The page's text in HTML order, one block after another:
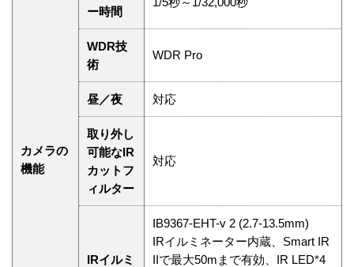
カメラの
機能
ー時間
WDR技
術
WDR Pro
昼／夜 対応
取り外し
可能なIR
カットフ
ィルター
対応
IRイルミ
IB9367-EHT-v 2 (2.7-13.5mm)
IRイルミネーター内蔵、Smart IR
IIで最大50mまで有効、IR LED*4